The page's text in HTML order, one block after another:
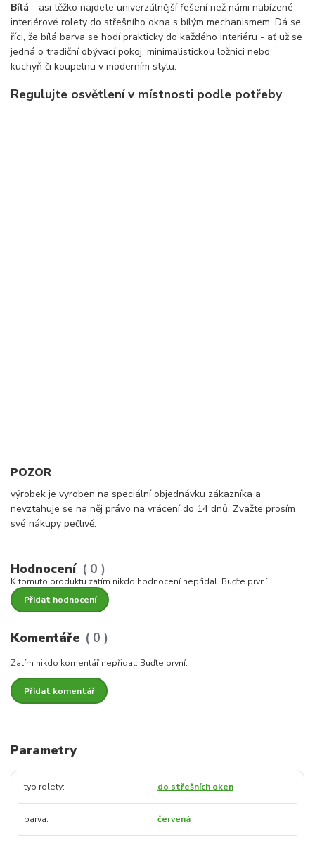
Bílá - asi těžko najdete univerzálnější řešení než námi nabízené
interiérové rolety do střešního okna s bílým mechanismem. Dá se
říci, že bílá barva se hodí prakticky do každého interiéru - ať už se
jedná o tradiční obývací pokoj, minimalistickou ložnici nebo
kuchyň či koupelnu v moderním stylu.
Regulujte osvětlení v místnosti podle potřeby
POZOR
výrobek je vyroben na speciální objednávku zákazníka a
nevztahuje se na něj právo na vrácení do 14 dnů. Zvažte prosím
své nákupy pečlivě.
Hodnocení 0
K tomuto produktu zatím nikdo hodnocení nepřidal. Buďte první.
Přidat hodnocení
Komentáře 0
Zatím nikdo komentář nepřidal. Buďte první.
Přidat komentář
Parametry
typ rolety do střešních oken
barva červená